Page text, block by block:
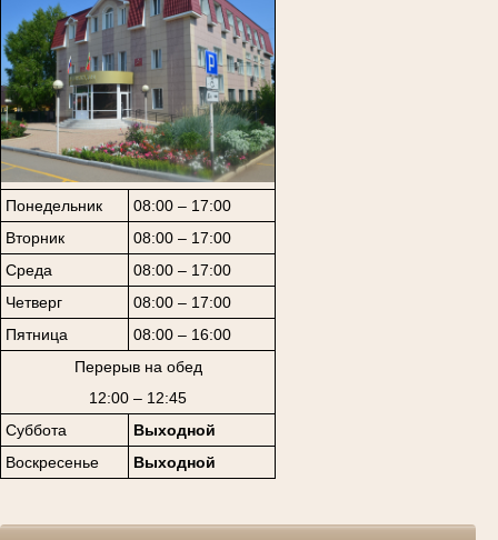
Понедельник
08:00 – 17:00
Вторник
08:00 – 17:00
Среда
08:00 – 17:00
Четверг
08:00 – 17:00
Пятница
08:00 – 16:00
Перерыв на обед
12:00 – 12:45
Суббота
Выходной
Воскресенье
Выходной